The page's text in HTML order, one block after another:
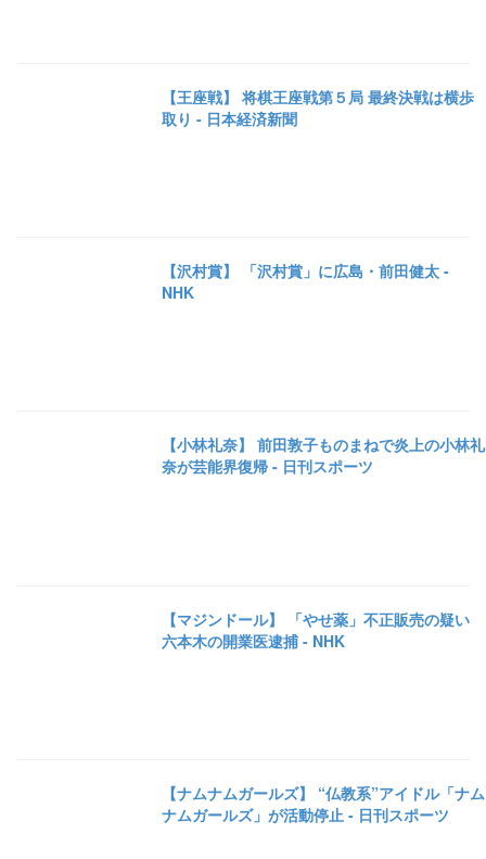
【王座戦】 将棋王座戦第５局 最終決戦は横歩
取り - 日本経済新聞
【沢村賞】 「沢村賞」に広島・前田健太 -
NHK
【小林礼奈】 前田敦子ものまねで炎上の小林礼
奈が芸能界復帰 - 日刊スポーツ
【マジンドール】 「やせ薬」不正販売の疑い
六本木の開業医逮捕 - NHK
【ナムナムガールズ】 “仏教系”アイドル「ナム
ナムガールズ」が活動停止 - 日刊スポーツ